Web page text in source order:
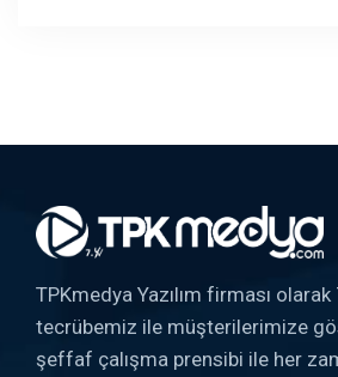
TPKmedya Yazılım firması olarak
tecrübemiz ile müşterilerimize
şeffaf çalışma prensibi ile her